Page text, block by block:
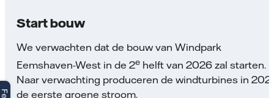
Start bouw
We verwachten dat de bouw van Windpark
Eemshaven-West in de 2ehelft van 2026 zal starten.
Naar verwachting produceren de windturbines in
de eerste groene stroom.